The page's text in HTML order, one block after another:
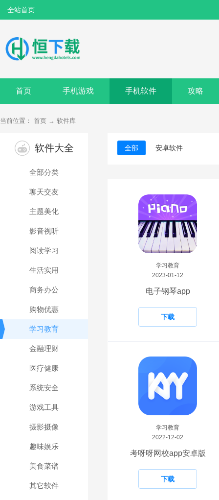
全站首页
首页 手机游戏 手机软件 攻略
当前位置： 首页 → 软件库
软件大全
全部分类
聊天交友
主题美化
影音视听
阅读学习
生活实用
商务办公
购物优惠
学习教育
金融理财
医疗健康
系统安全
游戏工具
摄影摄像
趣味娱乐
美食菜谱
其它软件
全部 安卓软件
学习教育
2023-01-12
电子钢琴app
下载
学习教育
2022-12-02
考呀呀网校app安卓版
下载